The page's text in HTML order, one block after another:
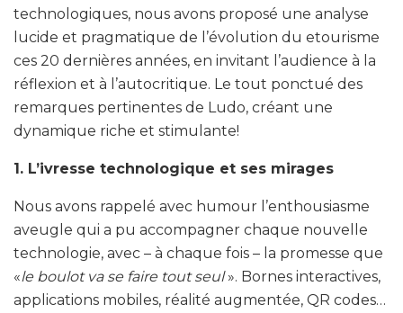
technologiques, nous avons proposé une analyse
lucide et pragmatique de l’évolution du etourisme
ces 20 dernières années, en invitant l’audience à la
réflexion et à l’autocritique. Le tout ponctué des
remarques pertinentes de Ludo, créant une
dynamique riche et stimulante!
1. L’ivresse technologique et ses mirages
Nous avons rappelé avec humour l’enthousiasme
aveugle qui a pu accompagner chaque nouvelle
technologie, avec – à chaque fois – la promesse que
«le boulot va se faire tout seul». Bornes interactives,
applications mobiles, réalité augmentée, QR codes…